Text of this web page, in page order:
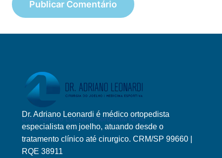
Logo Adriano Leonardi Horizontal Novo
Dr. Adriano Leonardi é médico ortopedista
especialista em joelho, atuando desde o
tratamento clínico até cirurgico. CRM/SP 99660 |
RQE 38911